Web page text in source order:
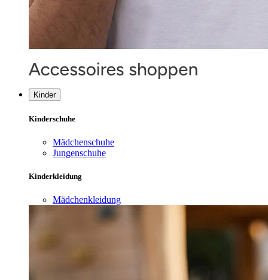
Kinder
Kinderschuhe
Mädchenschuhe
Jungenschuhe
Kinderkleidung
Mädchenkleidung